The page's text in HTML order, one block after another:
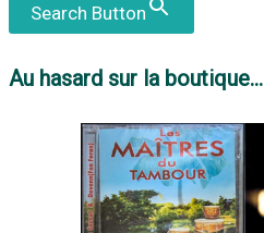
Search Button
Au hasard sur la boutique...